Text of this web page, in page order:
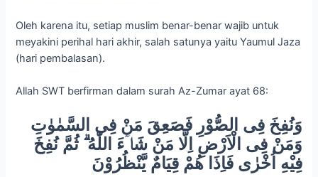
Oleh karena itu, setiap muslim benar-benar wajib untuk
meyakini perihal hari akhir, salah satunya yaitu Yaumul Jaza
(hari pembalasan).
Allah SWT berfirman dalam surah Az-Zumar ayat 68:
وَنُفِخَ فِى الصُّوْرِ فَصَعِقَ مَنْ فِى السَّمٰوٰتِ
وَمَنْ فِى الْاَرْضِ اِلَّا مَنْ شَاۤءَ اللّٰهُ ۗ ثُمَّ نُفِخَ
فِيْهِ اُخْرٰى فَاِذَا هُمْ قِيَامٌ يَّنْظُرُوْنَ